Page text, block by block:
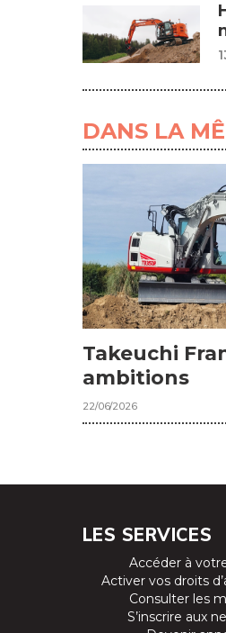
DANS LA
Takeuchi
ambitions
22/06/2026
LES SERVICES
Accéder à
Activer vos droits
Consulter les
S’inscrire aux